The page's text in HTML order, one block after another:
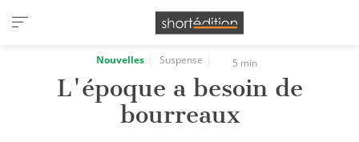
Panneau de gestion des cookies
Nouvelles Suspense 5 min
L'époque a besoin de
bourreaux